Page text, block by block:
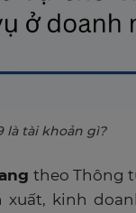
là tài khoản gì?
theo Thông
kinh